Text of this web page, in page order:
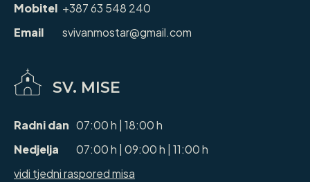
Mobitel +387 63 548 240
Email
svivanmostar@gmail.com
SV. MISE
Radni dan 07:00 h | 18:00 h
Nedjelja
07:00 h | 09:00 h | 11:00 h
vidi tjedni raspored misa